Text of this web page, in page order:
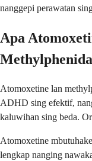
nanggepi perawatan
Apa
Atomoxetine lan
ADHD sing efektif,
kaluwihan sing beda.
Atomoxetine
lengkap nanging